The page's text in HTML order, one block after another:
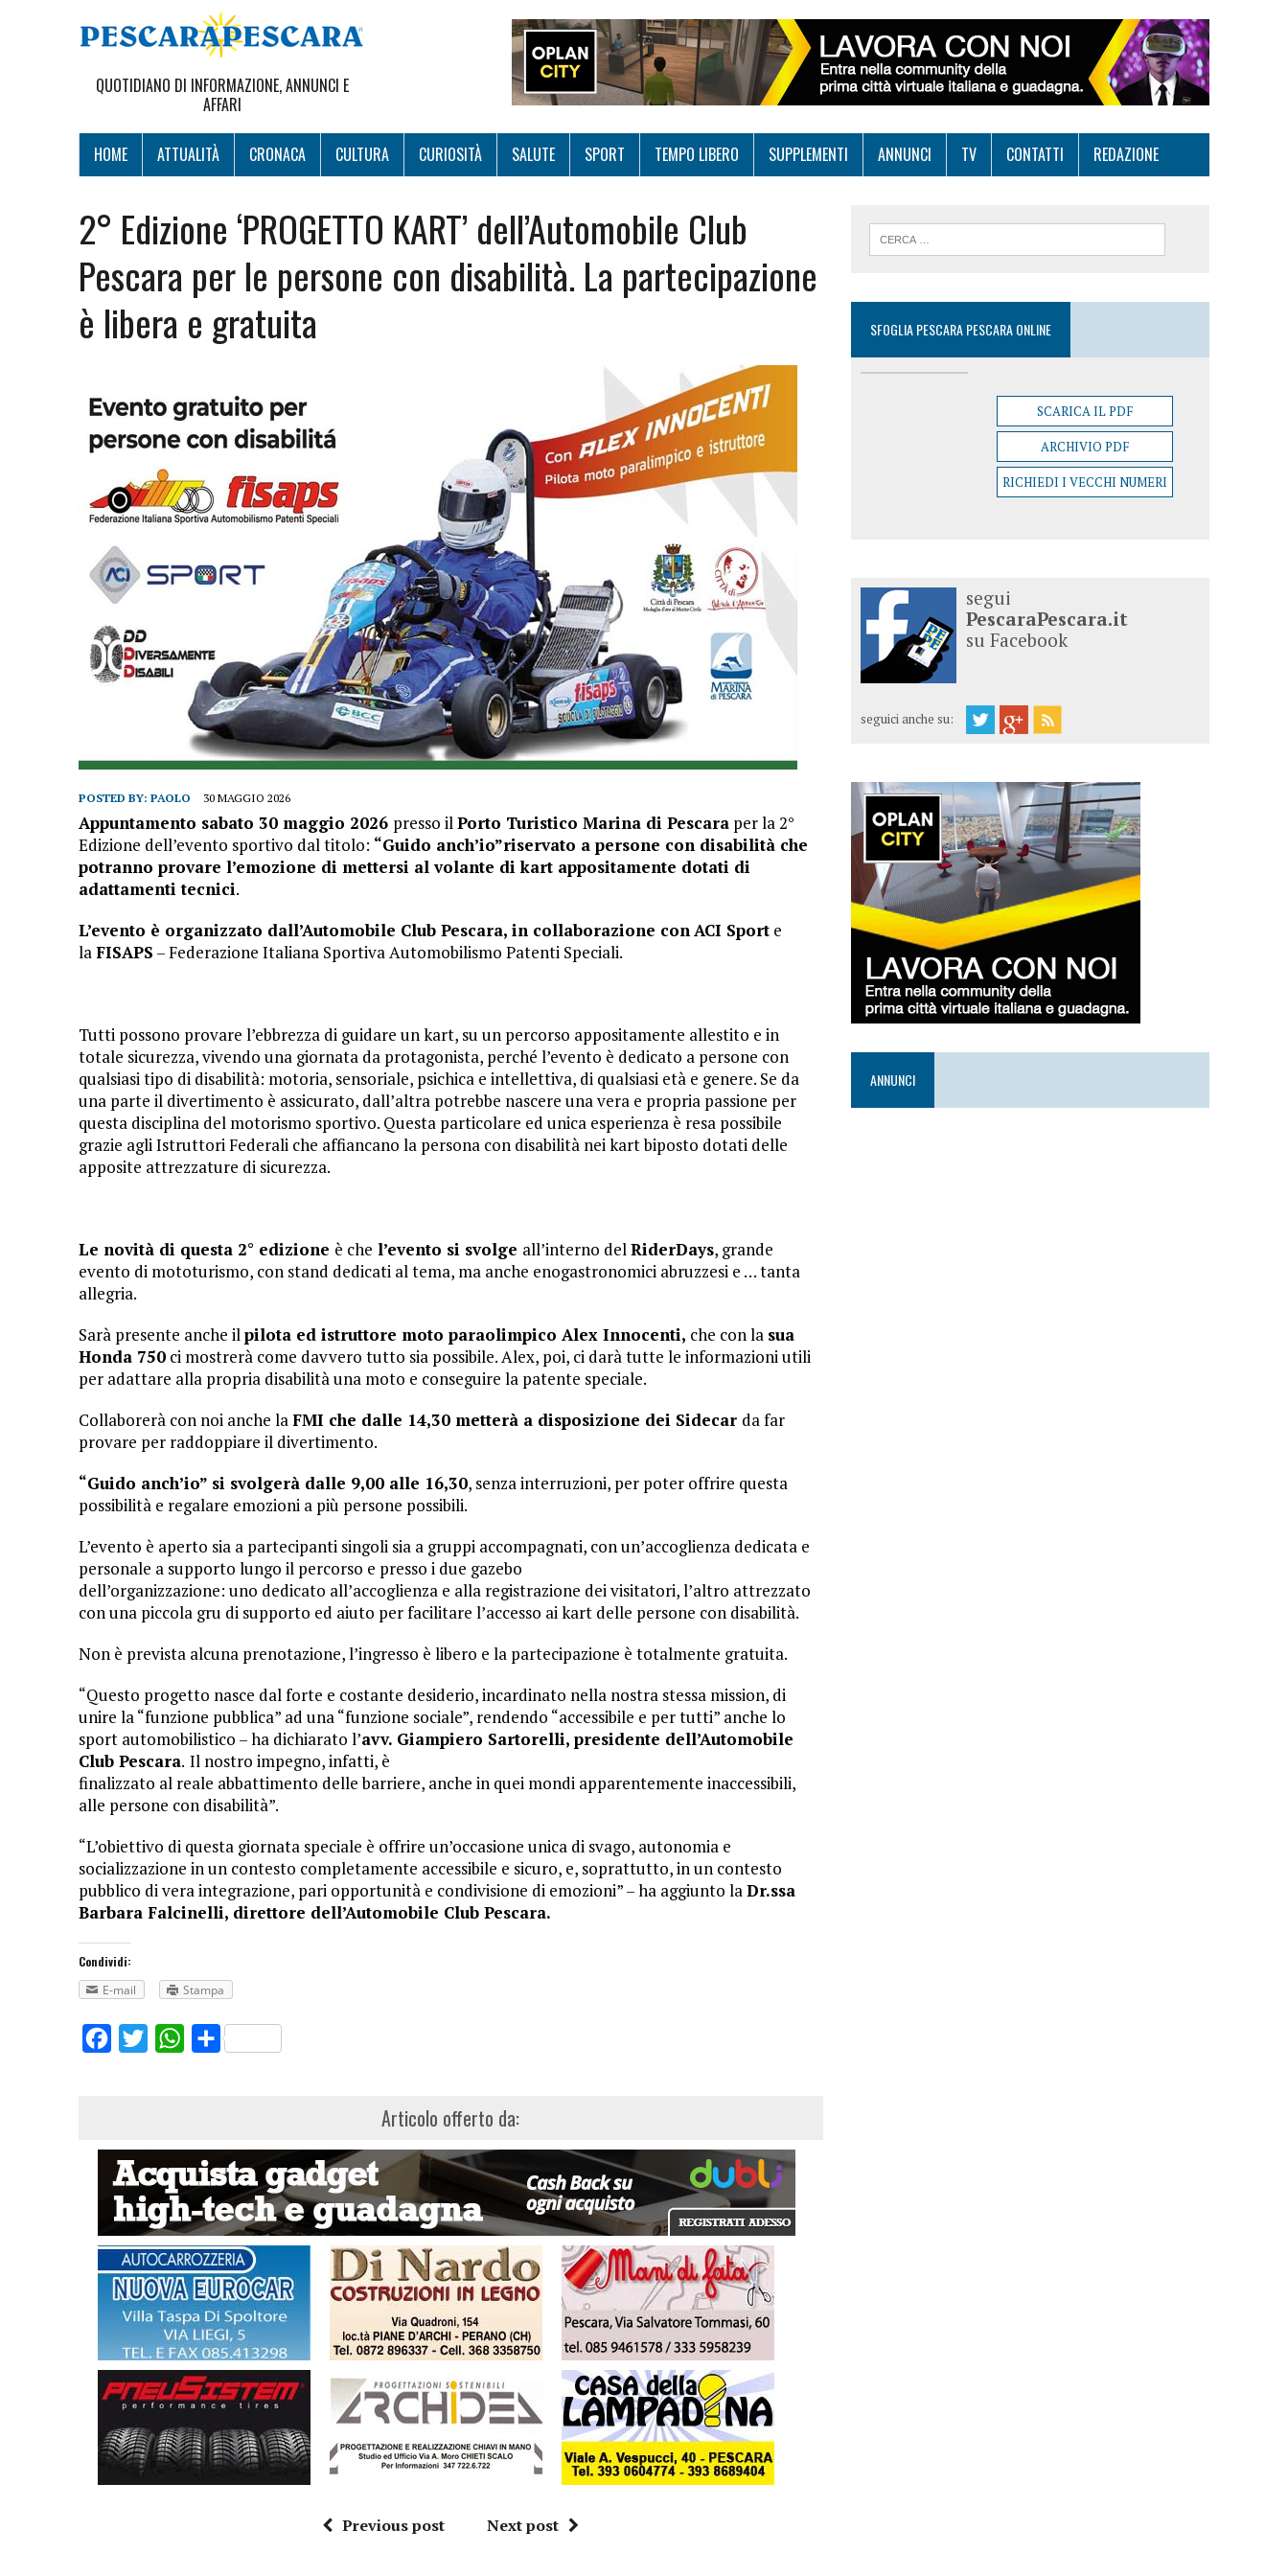
QUOTIDIANO DI INFORMAZIONE, ANNUNCI E
AFFARI
HOME ATTUALITÀ CRONACA CULTURA CURIOSITÀ SALUTE SPORT TEMPO LIBERO SUPPLEMENTI ANNUNCI TV CONTATTI REDAZIONE
2° Edizione ‘PROGETTO KART’ dell’Automobile Club
Pescara per le persone con disabilità. La partecipazione
è libera e gratuita
POSTED BY: PAOLO 30 MAGGIO 2026
Appuntamento sabato 30 maggio 2026 presso ilPorto Turistico Marina di Pescara per la 2°
Edizione dell’evento sportivo dal titolo: “Guido anch’io”riservato a persone con disabilità che
potranno provare l’emozione di mettersi al volante di kart appositamente dotati di
adattamenti tecnici.
L’evento è organizzato dall’Automobile Club Pescara, in collaborazione conACI Sport e
laFISAPS – Federazione Italiana Sportiva Automobilismo Patenti Speciali.
Tutti possono provare l’ebbrezza di guidare un kart, su un percorso appositamente allestito e in
totale sicurezza, vivendo una giornata da protagonista, perché l’evento è dedicato a persone con
qualsiasi tipo di disabilità: motoria, sensoriale, psichica e intellettiva, di qualsiasi età e genere. Se da
una parte il divertimento è assicurato, dall’altra potrebbe nascere una vera e propria passione per
questa disciplina del motorismo sportivo. Questa particolare ed unica esperienza è resa possibile
grazie agli Istruttori Federali che affiancano la persona con disabilità nei kart biposto dotati delle
apposite attrezzature di sicurezza.
Le novità di questa 2° edizione è che l’evento si svolge all’interno delRiderDays, grande
evento di mototurismo, con stand dedicati al tema, ma anche enogastronomici abruzzesi e … tanta
allegria.
Sarà presente anche ilpilota ed istruttore moto paraolimpico Alex Innocenti, che con la sua
Honda 750 ci mostrerà come davvero tutto sia possibile. Alex, poi, ci darà tutte le informazioni utili
per adattare alla propria disabilità una moto e conseguire la patente speciale.
Collaborerà con noi anche laFMI che dalle 14,30 metterà a disposizione dei Sidecar da far
provare per raddoppiare il divertimento.
“Guido anch’io” si svolgerà dalle 9,00 alle 16,30, senza interruzioni, per poter offrire questa
possibilità e regalare emozioni a più persone possibili.
L’evento è aperto sia a partecipanti singoli sia a gruppi accompagnati, con un’accoglienza dedicata e
personale a supporto lungo il percorso e presso i due gazebo
dell’organizzazione: uno dedicato all’accoglienza e alla registrazione dei visitatori, l’altro attrezzato
con una piccola gru di supporto ed aiuto per facilitare l’accesso ai kart delle persone con disabilità.
Non è prevista alcuna prenotazione, l’ingresso è libero e la partecipazione è totalmente gratuita.
“Questo progetto nasce dal forte e costante desiderio, incardinato nella nostra stessa mission, di
unire la “funzione pubblica” ad una “funzione sociale”, rendendo “accessibile e per tutti” anche lo
sport automobilistico – ha dichiarato l’avv. Giampiero Sartorelli, presidente dell’Automobile
Club Pescara. Il nostro impegno, infatti, è
finalizzato al reale abbattimento delle barriere, anche in quei mondi apparentemente inaccessibili,
alle persone con disabilità”.
“L’obiettivo di questa giornata speciale è offrire un’occasione unica di svago, autonomia e
socializzazione in un contesto completamente accessibile e sicuro, e, soprattutto, in un contesto
pubblico di vera integrazione, pari opportunità e condivisione di emozioni” – ha aggiunto laDr.ssa
Barbara Falcinelli, direttore dell’Automobile Club Pescara.
Condividi:
E-mail
Stampa
FacebookTwitterWhatsApp
Share
Articolo offerto da:
Previous post Next post
SFOGLIA PESCARA PESCARA ONLINE
SCARICA IL PDF
ARCHIVIO PDF
RICHIEDI I VECCHI NUMERI
segui
PescaraPescara.it
su Facebook
seguici anche su:
ANNUNCI